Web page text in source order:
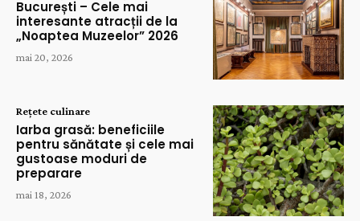
București – Cele mai
interesante atracții de la
„Noaptea Muzeelor” 2026
mai 20, 2026
Rețete culinare
Iarba grasă: beneficiile
pentru sănătate și cele mai
gustoase moduri de
preparare
mai 18, 2026